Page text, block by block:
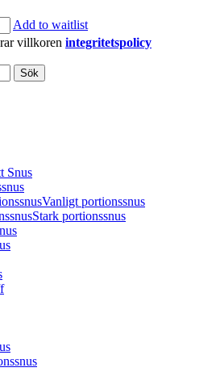
Add to waitlist
villkoren integritetspolicy
Sök
Snus
Vanligt portionssnus
Stark portionssnus